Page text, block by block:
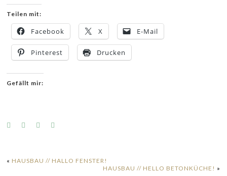
Teilen mit:
Facebook X E-Mail
Pinterest Drucken
Gefällt mir:
« HAUSBAU // HALLO FENSTER!
HAUSBAU // HELLO BETONKÜCHE! »